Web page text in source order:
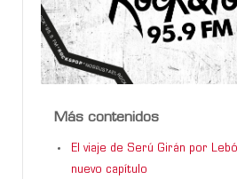
Más contenidos
El viaje de Serú Girán por
nuevo capítulo